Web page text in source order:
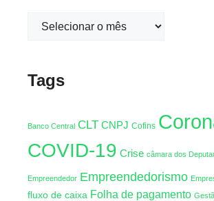
Tags
Banco Central CLT CNPJ Cofins
COVID-19 Crise câmara dos
Empreendedor Empreendedorismo
fluxo de caixa Folha de pagamento